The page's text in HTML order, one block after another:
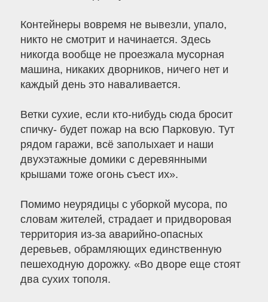
Контейнеры вовремя не вывезли, упало,
никто не смотрит и начинается. Здесь
никогда вообще не проезжала мусорная
машина, никаких дворников, ничего нет и
каждый день это наваливается.
Ветки сухие, если кто-нибудь сюда бросит
спичку- будет пожар на всю Парковую. Тут
рядом гаражи, всё заполыхает и наши
двухэтажные домики с деревянными
крышами тоже огонь съест их».
Помимо неурядицы с уборкой мусора, по
словам жителей, страдает и придворовая
территория из-за аварийно-опасных
деревьев, обрамляющих единственную
пешеходную дорожку. «Во дворе еще стоят
два сухих тополя.